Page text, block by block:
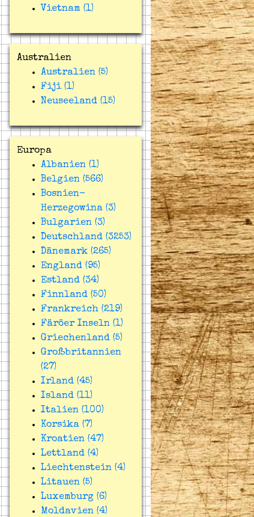
Vietnam (1)
Australien
Australien (5)
Fiji (1)
Neuseeland (15)
Europa
Albanien (1)
Belgien (566)
Bosnien-
Herzegowina (3)
Bulgarien (3)
Deutschland (3253)
Dänemark (265)
England (95)
Estland (34)
Finnland (50)
Frankreich (219)
Färöer Inseln (1)
Griechenland (5)
Großbritannien
(27)
Irland (45)
Island (11)
Italien (100)
Korsika (7)
Kroatien (47)
Lettland (4)
Liechtenstein (4)
Litauen (5)
Luxemburg (6)
Moldavien (4)